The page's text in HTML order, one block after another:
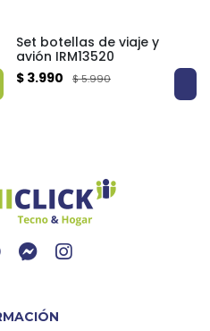
Set botellas de viaje y
avión IRM13520
$ 3.990
$ 5.990